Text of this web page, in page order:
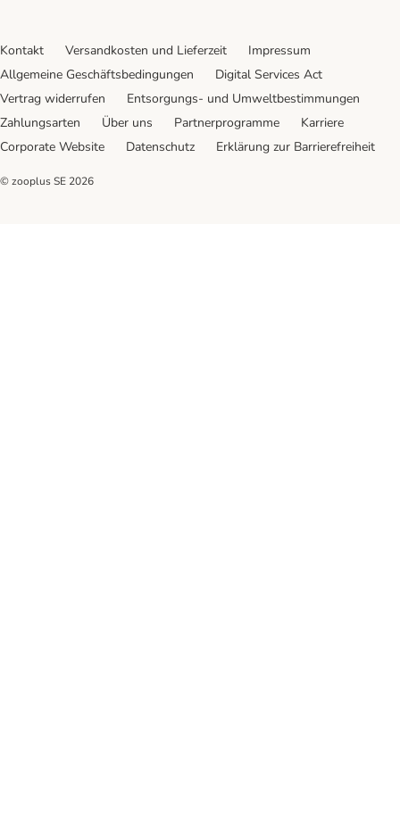
Kontakt Versandkosten und Lieferzeit
Impressum
Allgemeine Geschäftsbedingungen
Digital Services Act
Vertrag widerrufen
Entsorgungs- und Umweltbestimmungen
Zahlungsarten
Über uns Partnerprogramme
Karriere
Corporate Website
Datenschutz Erklärung zur Barrierefreiheit
© zooplus SE 2026